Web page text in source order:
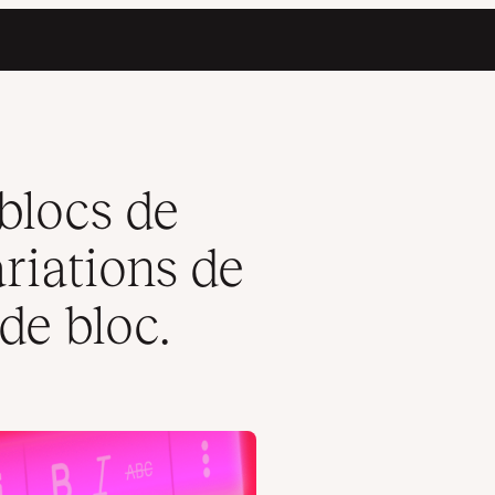
et les variations de bloc.
de
de
bloc.